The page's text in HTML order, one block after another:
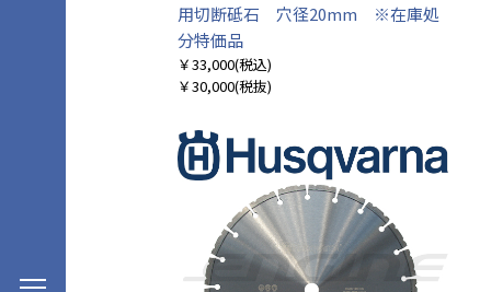
用切断砥石 穴径20mm ※在庫処
分特価品
￥33,000(税込)
￥30,000(税抜)